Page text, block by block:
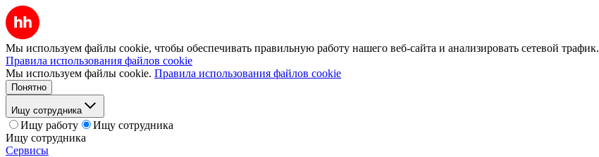
Мы используем файлы cookie, чтобы обеспечивать правильную работу нашего веб-сайта и анализировать сетевой трафик.
Правила использования файлов cookie
Мы используем файлы cookie. Правила использования файлов cookie
Понятно
Ищу сотрудника
Ищу работу
Ищу сотрудника
Ищу сотрудника
Сервисы